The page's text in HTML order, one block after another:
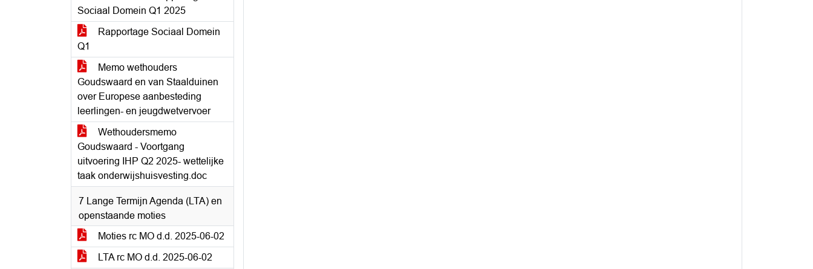
Sociaal Domein Q1 2025
Rapportage Sociaal Domein
Q1
Memo wethouders
Goudswaard en van Staalduinen
over Europese aanbesteding
leerlingen- en jeugdwetvervoer
Wethoudersmemo
Goudswaard - Voortgang
uitvoering IHP Q2 2025- wettelijke
taak onderwijshuisvesting.doc
7 Lange Termijn Agenda (LTA) en
openstaande moties
Moties rc MO d.d. 2025-06-02
LTA rc MO d.d. 2025-06-02